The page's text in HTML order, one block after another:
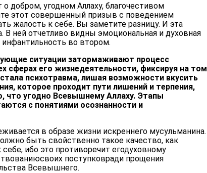
добром, угодном Аллаху, благочестивом
этот совершенный призыв с поведением
жалость к себе. Вы заметите разницу. И эта
В ней отчетливо видны эмоциональная и духовная
во втором.
ситуации затормаживают процесс
сферах его жизнедеятельности, фиксируя на том
психотравма, лишая возможности вкусить
которое проходит пути лишений и терпения,
что угодно Всевышнему Аллаху. Этапы
с понятиями осознанности и
в образе жизни искреннего мусульманина.
быть свойственно такое качество, как
ибо это противоречит егодуховному
поступковради прощения
Всевышнего.